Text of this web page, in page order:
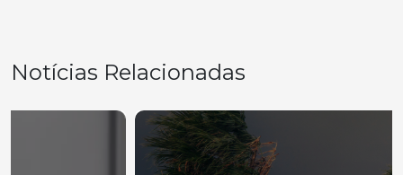
Notícias Relacionadas